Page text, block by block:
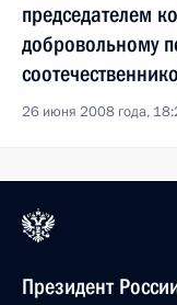
председателем
добровольному
26 июня 2008 года,
Президент